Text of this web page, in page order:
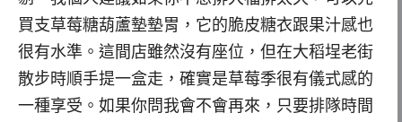
買支草莓糖葫蘆墊墊胃，它的脆皮糖衣跟果汁感也
很有水準。這間店雖然沒有座位，但在大稻埕老街
散步時順手提一盒走，確實是草莓季很有儀式感的
一種享受。如果你問我會不會再來，只要排隊時間